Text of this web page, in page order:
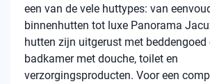
een van de vele huttypes: van
binnenhutten tot luxe Panorama
hutten zijn uitgerust met beddengoed
badkamer met douche, toilet en
verzorgingsproducten. Voor een